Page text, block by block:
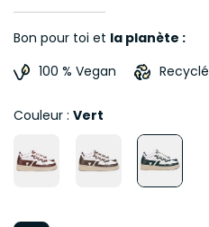
Bon pour toi et la planète :
100 % Vegan
Recyclé
Couleur : Vert